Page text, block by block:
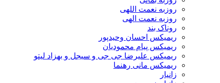
روزبه نعمت اللهی
روزبه نعمت الهی
روناک بند
ریمیکس احسان وحیدپور
ریمیکس پیام محمودیان
ریمیکس علیرضا جی جی و سیجل و بهزاد لیتو
ریمیکس مانی رهنما
زانیار